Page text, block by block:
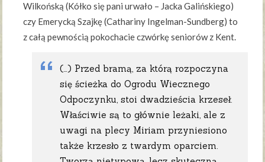
Wilkońską (Kółko się pani urwało – Jacka Galińskiego)
czy Emerycką Szajkę (Cathariny Ingelman-Sundberg) to
z całą pewnością pokochacie czwórkę seniorów z Kent.
(…) Przed bramą, za którą rozpoczyna
się ścieżka do Ogrodu Wiecznego
Odpoczynku, stoi dwadzieścia krzeseł.
Właściwie są to głównie leżaki, ale z
uwagi na plecy Miriam przyniesiono
także krzesło z twardym oparciem.